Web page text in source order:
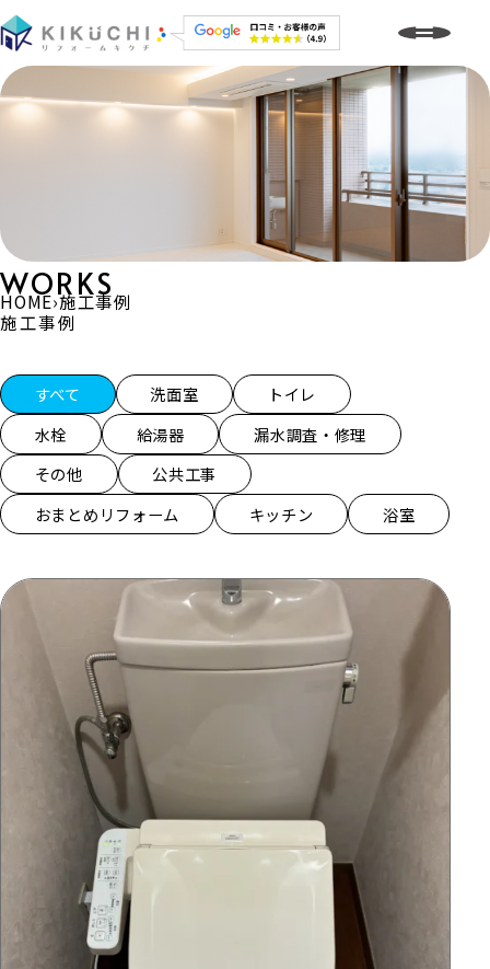
WORKS
施工事例
HOME›施工事例
施工事例一覧
すべて 洗面室
トイレ
水栓
給湯器
漏水調査・修理
その他
公共工事
おまとめリフォーム
キッチン 浴室